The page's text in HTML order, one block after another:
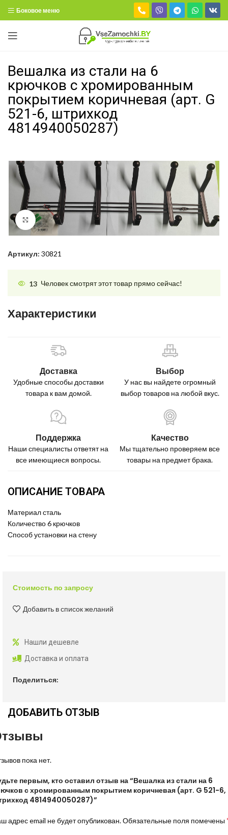
Боковое меню
Вешалка из стали на 6
крючков с хромированным
покрытием коричневая (арт. G
521-6, штрихкод
4814940050287)
Нажмите, чтобы увеличить
Артикул: 30821
13 Человек смотрят этот товар прямо сейчас!
Характеристики
Доставка
Удобные способы доставки
товара к вам домой.
Выбор
У нас вы найдете огромный
выбор товаров на любой вкус.
Поддержка
Наши специалисты ответят на
все имеющиеся вопросы.
Качество
Мы тщательно проверяем все
товары на предмет брака.
ОПИСАНИЕ ТОВАРА
Материал сталь
Количество 6 крючков
Способ установки на стену
Стоимость по запросу
Добавить в список желаний
Нашли дешевле
Доставка и оплата
Поделиться:
ДОБАВИТЬ ОТЗЫВ
пока нет.
первым, кто оставил отзыв на “Вешалка из стали на 6
с хромированным покрытием коричневая (арт. G 521-6,
4814940050287)”
адрес email не будет опубликован.Обязательные поля помечены